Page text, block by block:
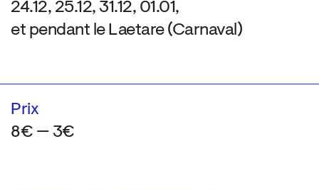
24.12, 25.12, 31.12, 01.01,
et pendant le Laetare (Carnaval)
Prix
8€ — 3€